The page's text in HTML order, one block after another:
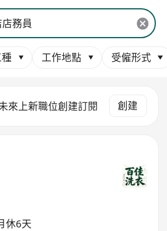
工作地點 受僱形式
來上新職位創建訂閱 創建
休6天